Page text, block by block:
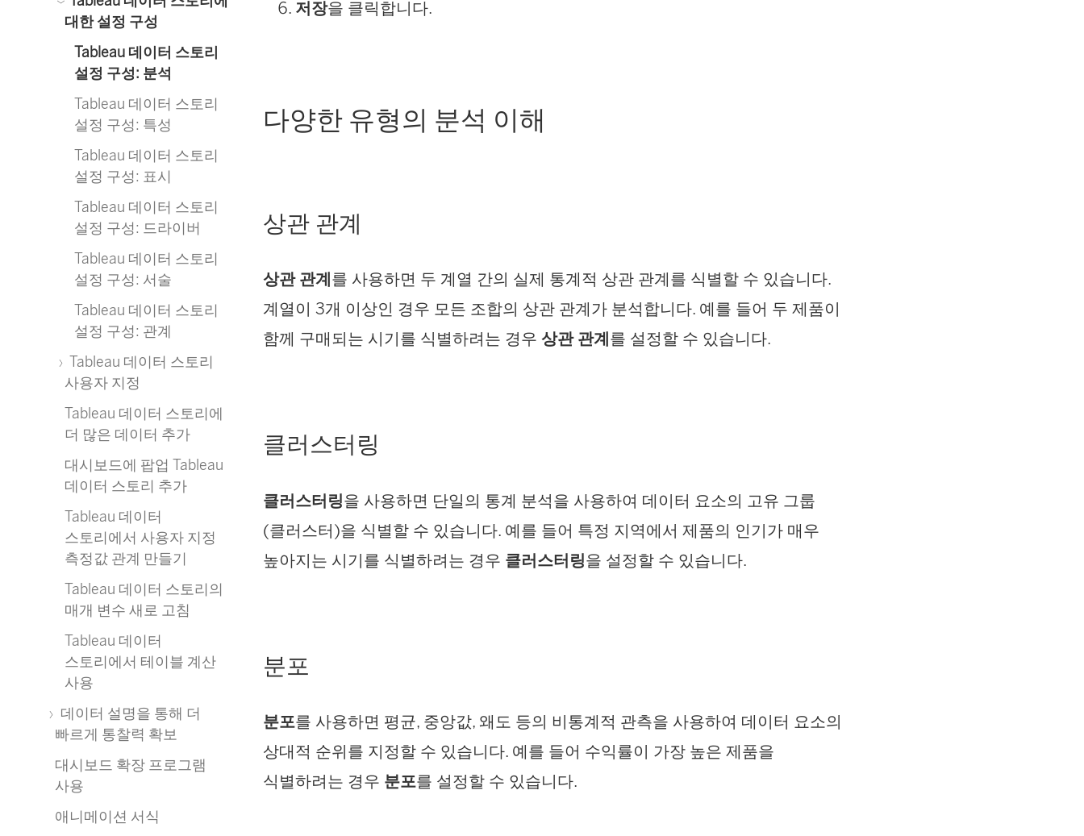
대한 설정 구성
Tableau 데이터 스토리
설정 구성: 분석
Tableau 데이터 스토리
설정 구성: 특성
Tableau 데이터 스토리
설정 구성: 표시
Tableau 데이터 스토리
설정 구성: 드라이버
Tableau 데이터 스토리
설정 구성: 서술
Tableau 데이터 스토리
설정 구성: 관계
Tableau 데이터 스토리
사용자 지정
Tableau 데이터 스토리에
더 많은 데이터 추가
대시보드에 팝업 Tableau
데이터 스토리 추가
Tableau 데이터
스토리에서 사용자 지정
측정값 관계 만들기
Tableau 데이터 스토리의
매개 변수 새로 고침
Tableau 데이터
스토리에서 테이블 계산
사용
데이터 설명을 통해 더
빠르게 통찰력 확보
대시보드 확장 프로그램
사용
애니메이션 서식
저장을 클릭합니다.
다양한 유형의 분석 이해
상관 관계
상관 관계를 사용하면 두 계열 간의 실제 통계적 상관 관계를 식별할 수 있습니다.
계열이 3개 이상인 경우 모든 조합의 상관 관계가 분석합니다. 예를 들어 두 제품이
함께 구매되는 시기를 식별하려는 경우상관 관계를 설정할 수 있습니다.
클러스터링
클러스터링을 사용하면 단일의 통계 분석을 사용하여 데이터 요소의 고유 그룹
(클러스터)을 식별할 수 있습니다. 예를 들어 특정 지역에서 제품의 인기가 매우
높아지는 시기를 식별하려는 경우 클러스터링을 설정할 수 있습니다.
분포
분포를 사용하면 평균, 중앙값, 왜도 등의 비통계적 관측을 사용하여 데이터 요소의
상대적 순위를 지정할 수 있습니다. 예를 들어 수익률이 가장 높은 제품을
식별하려는 경우 분포를 설정할 수 있습니다.